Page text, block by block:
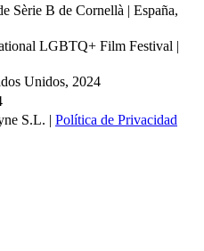
Sèrie B de Cornellà | España,
LGBTQ+ Film Festival |
Unidos, 2024
S.L. | Política de Privacidad